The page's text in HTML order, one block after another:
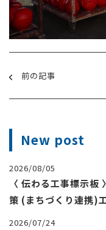
前の記事
New post
2026/08/05
〈 伝わる工事標示
策 (まちづくり連携)
2026/07/24